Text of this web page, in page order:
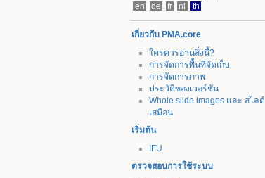
en
de fr nl th
เกี่ยวกับ PMA.core
ใครควรอ่านสิ่งนี้?
การจัดการพื้นที่จัดเก็บ
การจัดการภาพ
ประวัติของเวอร์ชัน
Whole slide images และ สไลด์
เสมือน
เริ่มต้น
IFU
ตรวจสอบการใช้ระบบ